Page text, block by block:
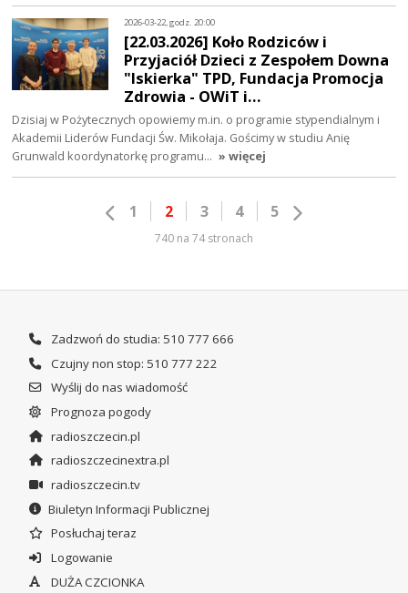
2026-03-22, godz. 20:00
[22.03.2026] Koło Rodziców i
Przyjaciół Dzieci z Zespołem Downa
"Iskierka" TPD, Fundacja Promocja
Zdrowia - OWiT i…
Dzisiaj w Pożytecznych opowiemy m.in. o programie stypendialnym i
Akademii Liderów Fundacji Św. Mikołaja. Gościmy w studiu Anię
Grunwald koordynatorkę programu… » więcej
1 2 3 4 5
740 na 74 stronach
Zadzwoń do studia: 510 777 666
Czujny non stop: 510 777 222
Wyślij do nas wiadomość
Prognoza pogody
radioszczecin.pl
radioszczecinextra.pl
radioszczecin.tv
Biuletyn Informacji Publicznej
Posłuchaj teraz
Logowanie
DUŻA CZCIONKA